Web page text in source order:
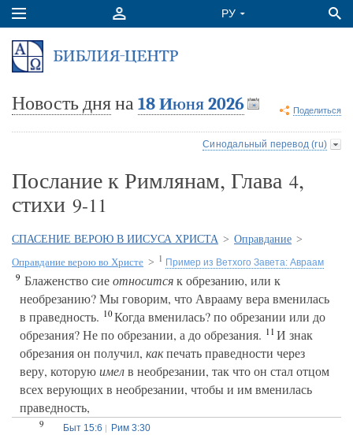
Новость дняна18 Июня 2026 Поделиться
Синодальный перевод (ru)
Послание к Римлянам, Глава 4,
стихи 9-11
СПАСЕНИЕ ВЕРОЮ В ИИСУСА ХРИСТА > Оправдание >
Оправдание верою во Христе > 1 Пример из Ветхого Завета: Авраам
9 Блаженство сиеотноситсяк обрезанию, или к
необрезанию? Мы говорим, что Аврааму вера вменилась
в праведность. 10Когда вменилась? по обрезании или до
обрезания? Не по обрезании, а до обрезания. 11И знак
обрезания он получил, какпечать праведности через
веру, которуюимелв необрезании, так что он стал отцом
всех верующих в необрезании, чтобы и им вменилась
праведность,
9 Быт 15:6
Рим 3:30